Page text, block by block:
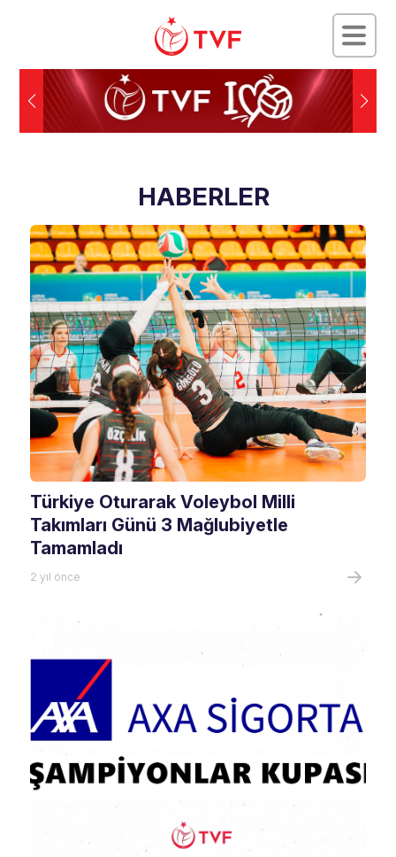
HABERLER
Türkiye Oturarak Voleybol Milli
Takımları Günü 3 Mağlubiyetle
Tamamladı
2 yıl önce